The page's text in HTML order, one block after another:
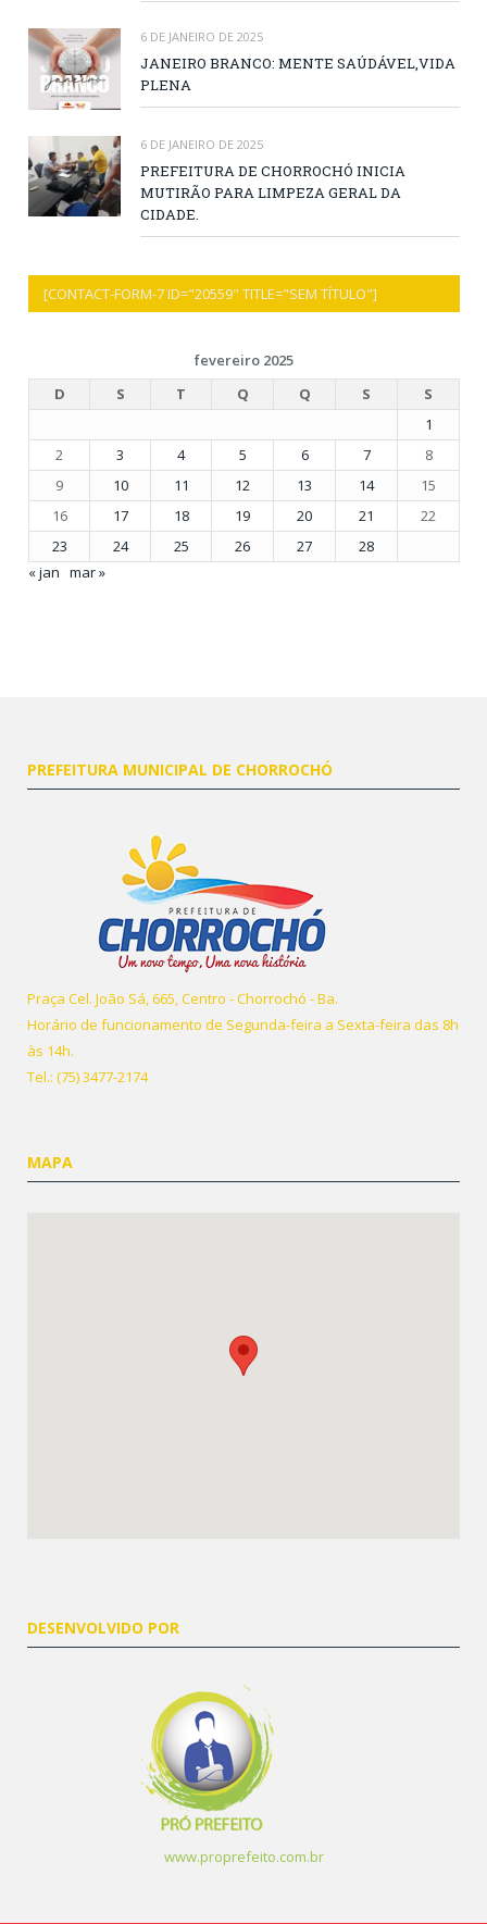
6 DE JANEIRO DE 2025
JANEIRO BRANCO: MENTE SAÚDÁVEL,VIDA
PLENA
6 DE JANEIRO DE 2025
PREFEITURA DE CHORROCHÓ INICIA
MUTIRÃO PARA LIMPEZA GERAL DA
CIDADE.
[CONTACT-FORM-7 ID="20559" TITLE="SEM TÍTULO"]
fevereiro 2025
D
S T Q Q S
S
1
2
3 4 5 6 7
8
9
10 11 12 13 14
15
16
17 18 19 20 21
22
23
24 25 26 27
28
« jan mar »
PREFEITURA MUNICIPAL DE CHORROCHÓ
Praça Cel. João Sá, 665, Centro - Chorrochó - Ba.
Horário de funcionamento de Segunda-feira a Sexta-feira das 8h
às 14h.
Tel.: (75) 3477-2174
MAPA
DESENVOLVIDO POR
www.proprefeito.com.br